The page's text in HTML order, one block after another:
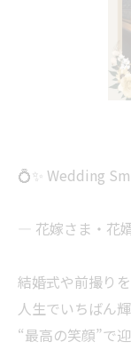
💍✨ Wedding
― 花嫁さま・花
結婚式や前撮り
人生でいちばん輝
“最高の笑顔”で